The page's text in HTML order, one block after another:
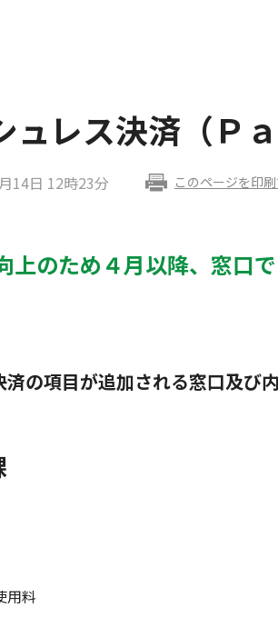
ュレス決済（Ｐ
14日 12時23分 このページを印
上のため４月以降、窓口
の項目が追加される窓口及び
用料